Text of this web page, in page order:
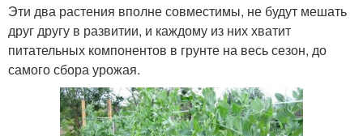
Эти два растения вполне совместимы, не будут мешать
друг другу в развитии, и каждому из них хватит
питательных компонентов в грунте на весь сезон, до
самого сбора урожая.